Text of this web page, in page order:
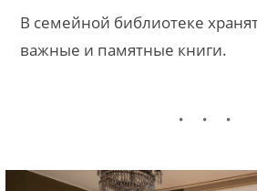
В семейной библиотеке
важные и памятные книги.